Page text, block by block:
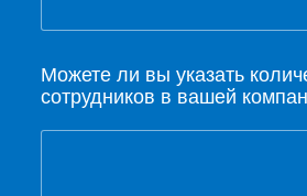
Можете ли вы указать
сотрудников в вашей